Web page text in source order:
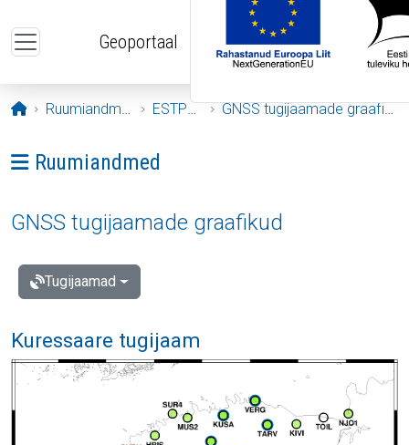
Geoportaal
Avaleht
Ruumiandmed ESTPOS GNSS tugijaamade graafikud
Ava menüü: Ruumiandmed
Ruumiandmed
GNSS tugijaamade graafikud
Tugijaamad
Kuressaare tugijaam